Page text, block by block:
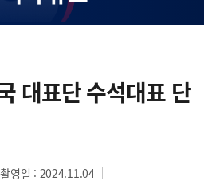
대표단 수석대표 단
촬영일 : 2024.11.04